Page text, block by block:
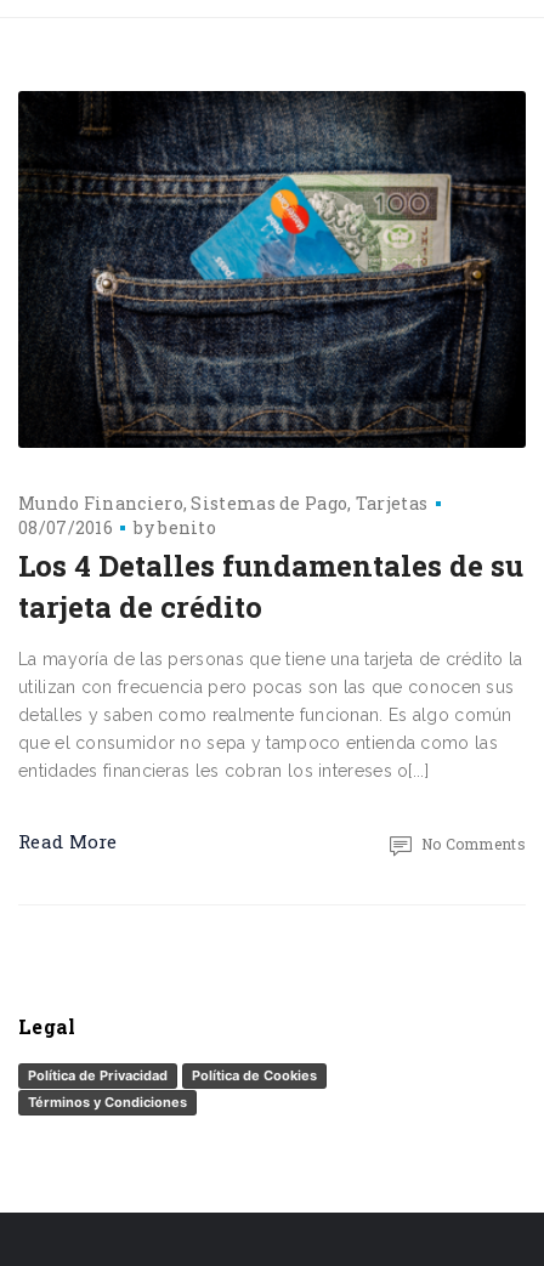
Mundo Financiero Sistemas de Pago Tarjetas
08/07/2016
bybenito
Los 4 Detalles fundamentales de su
tarjeta de crédito
La mayoría de las personas que tiene una tarjeta de crédito la
utilizan con frecuencia pero pocas son las que conocen sus
detalles y saben como realmente funcionan. Es algo común
que el consumidor no sepa y tampoco entienda como las
entidades financieras les cobran los intereses o[...]
Read More No Comments
Legal
Política de Privacidad
Política de Cookies
Términos y Condiciones